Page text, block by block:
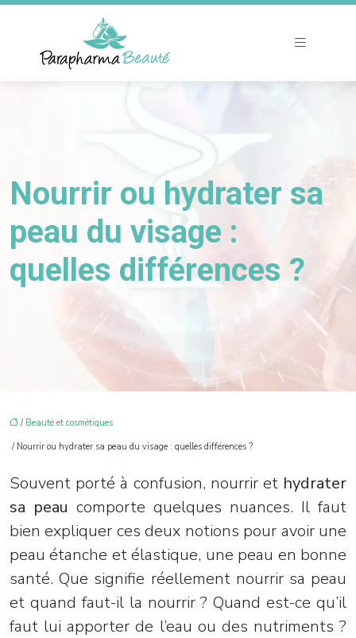
Nourrir ou hydrater sa
peau du visage :
quelles différences ?
/ Beauté et cosmétiques
/ Nourrir ou hydrater sa peau du visage : quelles différences ?
Souvent porté à confusion, nourrir et hydrater
sa peau comporte quelques nuances. Il faut
bien expliquer ces deux notions pour avoir une
peau étanche et élastique, une peau en bonne
santé. Que signifie réellement nourrir sa peau
et quand faut-il la nourrir ? Quand est-ce qu’il
faut lui apporter de l’eau ou des nutriments ?